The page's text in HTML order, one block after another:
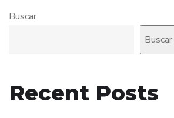
Buscar
Buscar
Recent Posts